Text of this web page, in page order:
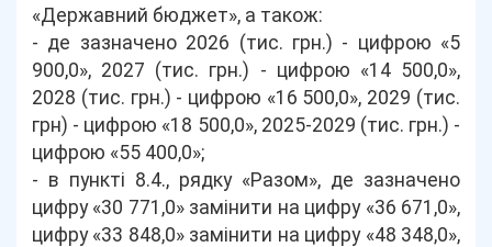
«Державний бюджет», а також:
- де зазначено 2026 (тис. грн.) - цифрою «5
900,0», 2027 (тис. грн.) - цифрою «14 500,0»,
2028 (тис. грн.) - цифрою «16 500,0», 2029 (тис.
грн) - цифрою «18 500,0», 2025-2029 (тис. грн.) -
цифрою «55 400,0»;
- в пункті 8.4., рядку «Разом», де зазначено
цифру «30 771,0» замінити на цифру «36 671,0»,
цифру «33 848,0» замінити на цифру «48 348,0»,